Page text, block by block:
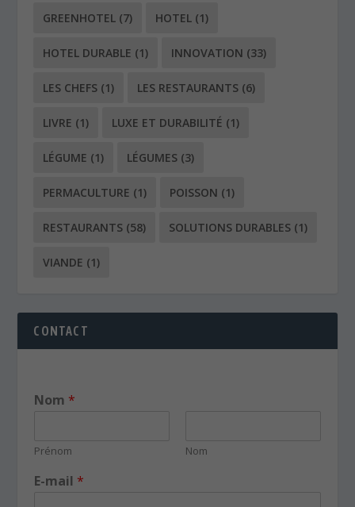
GREENHOTEL (7) HOTEL (1)
HOTEL DURABLE (1) INNOVATION (33)
LES CHEFS (1) LES RESTAURANTS (6)
LIVRE (1) LUXE ET DURABILITÉ (1)
LÉGUME (1) LÉGUMES (3)
PERMACULTURE (1) POISSON (1)
RESTAURANTS (58) SOLUTIONS DURABLES (1)
VIANDE (1)
CONTACT
Nom *
Prénom Nom
E-mail *